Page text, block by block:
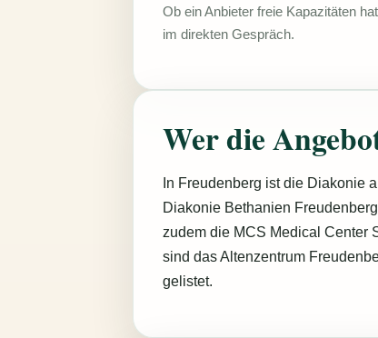
Ob ein Anbieter freie Kapazitäten
im direkten Gespräch.
Wer die
In Freudenberg ist die Diakonie
Diakonie Bethanien
zudem die MCS Medical Center
sind das Altenzentrum
gelistet.